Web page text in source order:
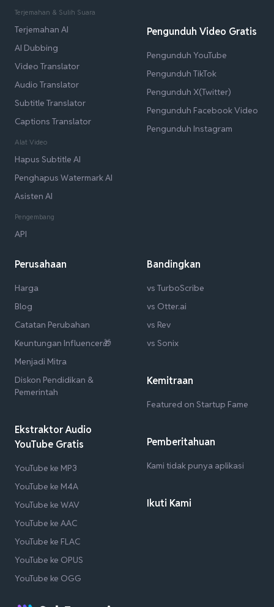
Terjemahan & Sulih Suara
Terjemahan AI
AI Dubbing
Video Translator
Audio Translator
Subtitle Translator
Captions Translator
Alat Video
Hapus Subtitle AI
Penghapus Watermark AI
Asisten AI
Pengembang
API
Pengunduh Video Gratis
Pengunduh YouTube
Pengunduh TikTok
Pengunduh X(Twitter)
Pengunduh Facebook Video
Pengunduh Instagram
Perusahaan
Harga
Blog
Catatan Perubahan
Keuntungan Influencer🎁
Menjadi Mitra
Diskon Pendidikan &
Pemerintah
Ekstraktor Audio
YouTube Gratis
YouTube ke MP3
YouTube ke M4A
YouTube ke WAV
YouTube ke AAC
YouTube ke FLAC
YouTube ke OPUS
YouTube ke OGG
Bandingkan
vs TurboScribe
vs Otter.ai
vs Rev
vs Sonix
Kemitraan
Featured on Startup Fame
Pemberitahuan
Kami tidak punya aplikasi
Ikuti Kami